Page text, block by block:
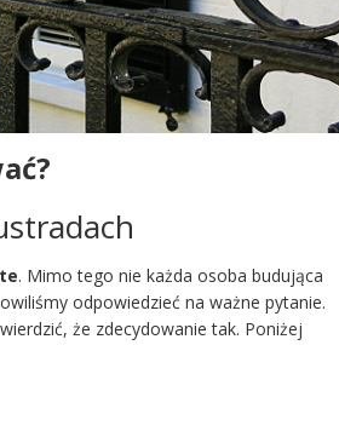
. Mimo tego nie każda osoba budująca
odpowiedzieć na ważne pytanie.
że zdecydowanie tak. Poniżej